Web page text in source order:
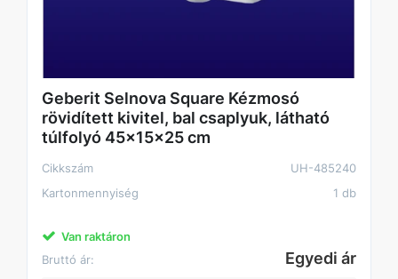
Geberit Selnova Square Kézmosó
rövidített kivitel, bal csaplyuk, látható
túlfolyó 45x15x25 cm
Cikkszám
UH-485240
Kartonmennyiség
1 db
Van raktáron
Bruttó ár:
Egyedi ár